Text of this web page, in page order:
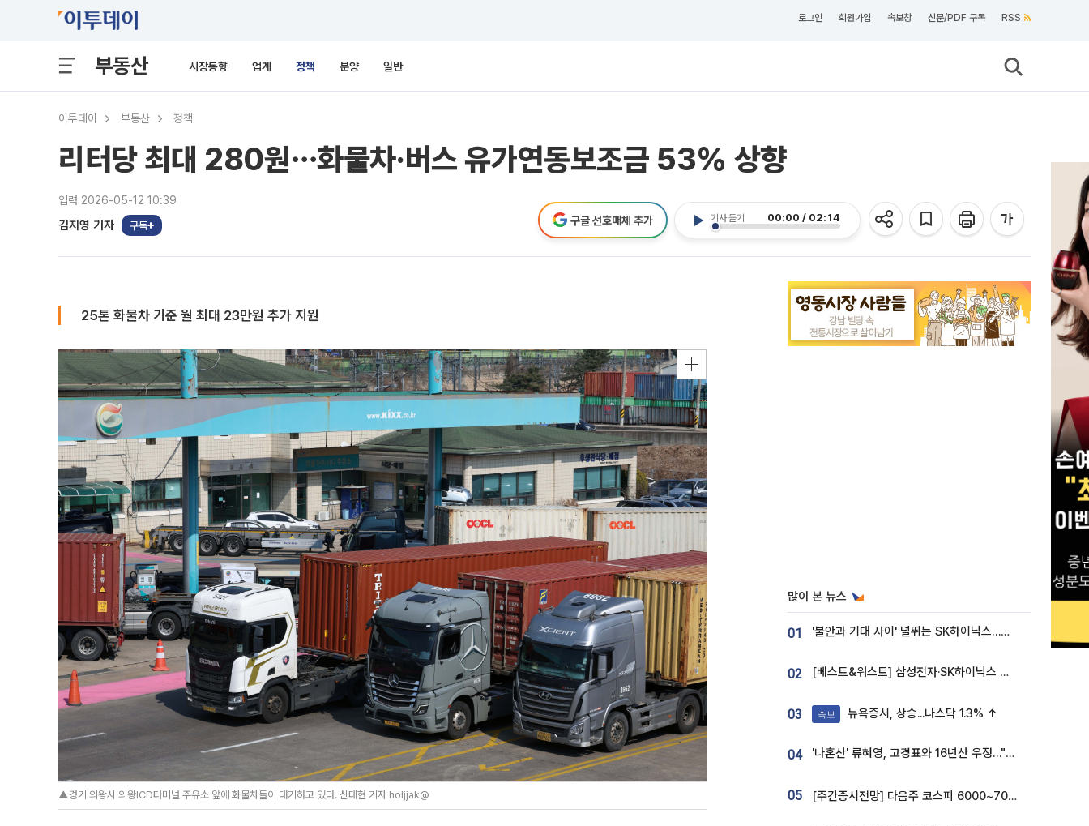
로그인 회원가입 속보창 신문/PDF 구독 RSS
부동산 시장동향 업계 정책 분양 일반
이투데이 부동산 정책
리터당 최대 280원⋯화물차·버스 유가연동보조금 53% 상향
입력 2026-05-12 10:39
김지영 기자 구독
기사 듣기 00:00 / 02:14
구글 선호매체 추가
25톤 화물차 기준 월 최대 23만원 추가 지원
▲경기 의왕시 의왕ICD터미널 주유소 앞에 화물차들이 대기하고 있다. 신태현 기자 holjjak@
많이 본 뉴스
01 '불안과 기대 사이' 널뛰는 SK하이닉스…증권가 "HBM4·LTA 기반 펀터멘털 견고"
02 [베스트&워스트] 삼성전자·SK하이닉스 밀린 한 주…상상인증권은 85% 급등
03 속보 뉴욕증시, 상승...나스닥 1.3% ↑
04 '나혼산' 류혜영, 고경표와 16년산 우정…"자취방서 부모님과 마주쳐"
05 [주간증시전망] 다음주 코스피 6000~7000⋯“外人 수급은 정책이 변수”